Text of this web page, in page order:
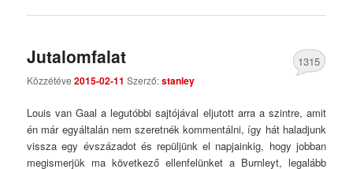
Jutalomfalat
Közzétéve2015-02-11 Szerző:stanley
1315
Louis van Gaal a legutóbbi sajtójával eljutott arra a szintre, amit
én már egyáltalán nem szeretnék kommentálni, így hát haladjunk
vissza egy évszázadot és repüljünk el napjainkig, hogy jobban
megismerjük ma következő ellenfelünket a Burnleyt, legalább